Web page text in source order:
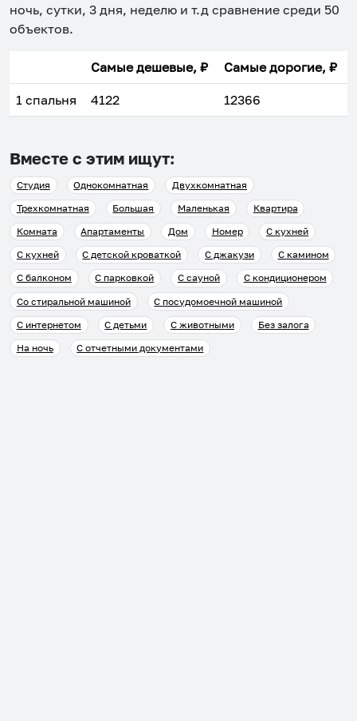
ночь, сутки, 3 дня, неделю и т.д сравнение среди 50
объектов.
Самые дешевые, ₽ Самые дорогие, ₽
1 спальня 4122 12366
Вместе с этим ищут:
Студия Однокомнатная
Двухкомнатная
Трехкомнатная
Большая Маленькая
Квартира
Комната
Апартаменты Дом Номер
С кухней
С кухней
С детской кроваткой С джакузи
С камином
С балконом
С парковкой С сауной
С кондиционером
Со стиральной машиной
С посудомоечной машиной
С интернетом
С детьми С животными
Без залога
На ночь
С отчетными документами